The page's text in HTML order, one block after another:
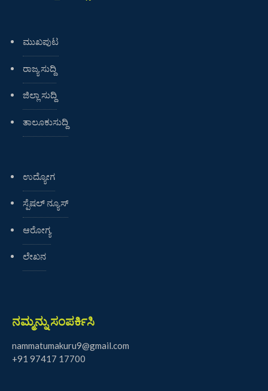
ಮುಖಪುಟ
ರಾಜ್ಯ ಸುದ್ದಿ
ಜಿಲ್ಲಾ ಸುದ್ದಿ
ತಾಲೂಕುಸುದ್ದಿ
ಉದ್ಯೋಗ
ಸ್ಪೆಷಲ್ ನ್ಯೂಸ್
ಆರೋಗ್ಯ
ಲೇಖನ
ನಮ್ಮನ್ನು ಸಂಪರ್ಕಿಸಿ
nammatumakuru9@gmail.com
+91 97417 17700